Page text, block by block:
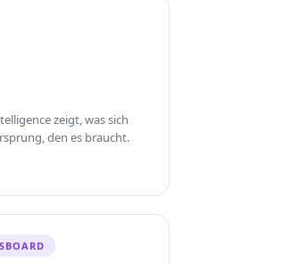
zeigt, was sich
den es braucht.